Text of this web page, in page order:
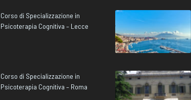
Corso di Specializzazione in
Psicoterapia Cognitiva – Lecce
Corso di Specializzazione in
Psicoterapia Cognitiva – Roma